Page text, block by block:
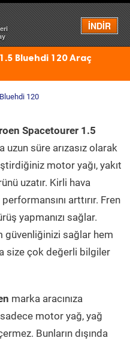
İNDİR
Menü
Bluehdi 120 Araç
120
Spacetourer 1.5
uzun süre arızasız olarak
motor yağı, yakıt
uzatır. Kirli hava
arttırır. Fren
yapmanızı sağlar.
güvenliğinizi sağlar hem
size çok değerli bilgiler
marka aracınıza
sadece motor yağ, yağ
Bunların dışında